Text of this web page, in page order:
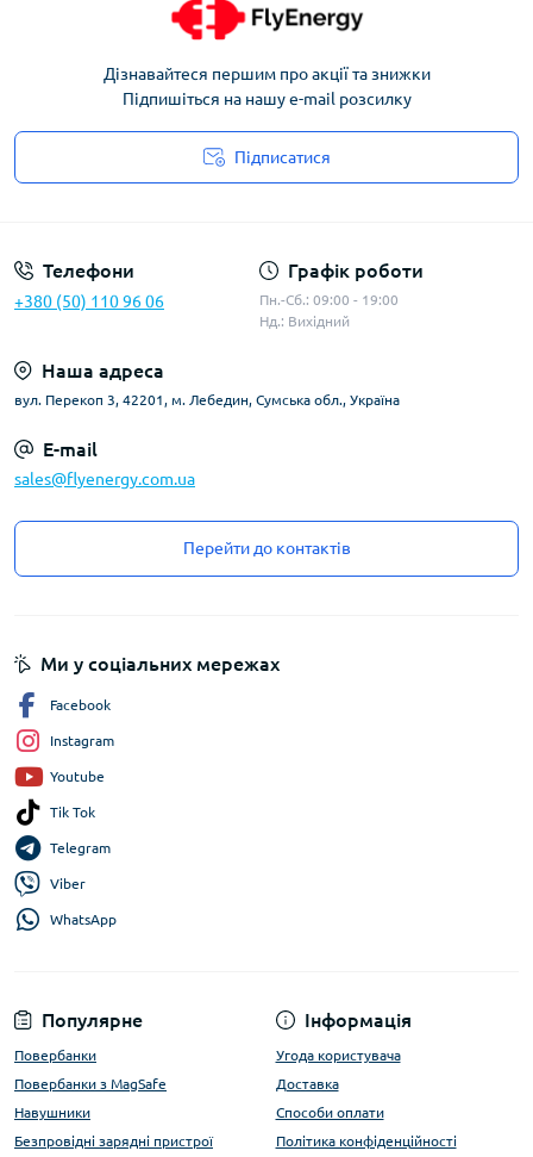
Дізнавайтеся першим про акції та знижки
Підпишіться на нашу e-mail розсилку
Підписатися
Телефони
+380 (50) 110 96 06
Графік роботи
Пн.-Сб.: 09:00 - 19:00
Нд.: Вихідний
Наша адреса
вул. Перекоп 3, 42201, м. Лебедин, Сумська обл., Україна
E-mail
sales@flyenergy.com.ua
Перейти до контактів
Популярне
Повербанки
Повербанки з MagSafe
Навушники
Безпровідні зарядні пристрої
Інформація
Угода користувача
Доставка
Способи оплати
Політика конфіденційності
Ми у соціальних мережах
Facebook
Instagram
Youtube
Tik Tok
Telegram
Viber
WhatsApp